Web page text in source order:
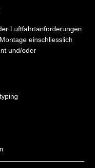
Luftfahrtanforderungen
einschliesslich
und/oder